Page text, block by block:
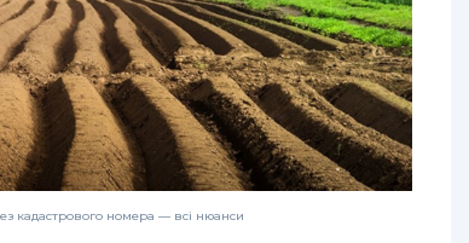
БАНКІВСЬКИХ КАРТКАХ
кадастрового номера — всі нюанси